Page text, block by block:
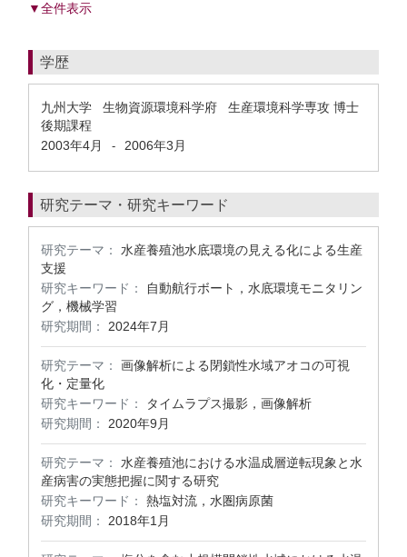
▼全件表示
学歴
九州大学 生物資源環境科学府 生産環境科学専攻 博士
後期課程
2003年4月
- 2006年3月
研究テーマ・研究キーワード
研究テーマ：
水産養殖池水底環境の見える化による生産
支援
研究キーワード：
自動航行ボート，水底環境モニタリン
グ，機械学習
研究期間：
2024年7月
研究テーマ：
画像解析による閉鎖性水域アオコの可視
化・定量化
研究キーワード：
タイムラプス撮影，画像解析
研究期間：
2020年9月
研究テーマ：
水産養殖池における水温成層逆転現象と水
産病害の実態把握に関する研究
研究キーワード：
熱塩対流，水圏病原菌
研究期間：
2018年1月